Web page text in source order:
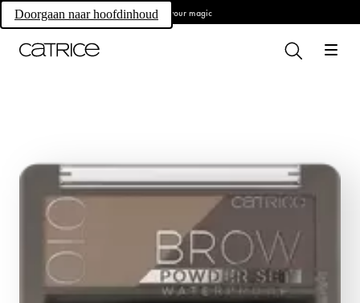
Doorgaan naar hoofdinhoudOwn your magic